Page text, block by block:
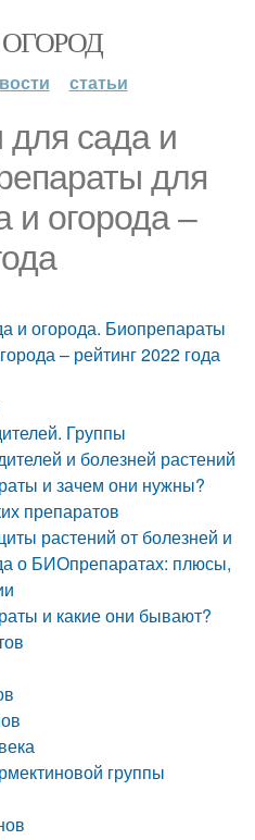
статьи
для сада и
для
и огорода –
и огорода. Биопрепараты
– рейтинг 2022 года
Группы
и болезней растений
и зачем они нужны?
препаратов
растений от болезней и
о БИОпрепаратах: плюсы,
и какие они бывают?
группы